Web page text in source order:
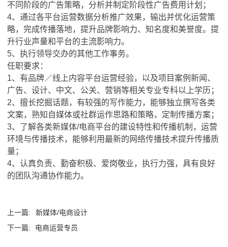
不同阶段的广告策略，分析并制定阶段性广告费用计划；
4、通过各平台运营数据分析推广效果，输出并优化运营策
略，完成传播落地，提升品牌影响力、知名度和美誉度。提
升行业声量和平台的主流影响力。
5、执行领导交办的其他工作事务。
任职要求：
1、有品牌／线上内容平台运营经验，以及项目案例新闻、
广告、设计、中文、公关、营销等相关专业专科以上学历；
2、擅长挖掘话题，有较强的写作能力，能够独立撰写各类
文案，熟知自媒体或社群运作思路和策略，定制传播方案；
3、了解各类新媒体/电商平台的建设特性和传播机制，运营
环境与传播技术，能够利用最新的网络传播技术提升传播质
量；
4、认真负责、勤奋积极、爱岗敬业，执行力强，具有良好
的团队沟通协作能力。
上一篇:
新媒体/电商设计
下一篇:
电商运营专员